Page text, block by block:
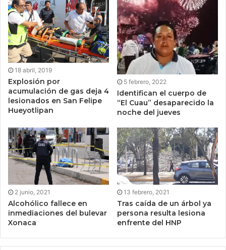
18 abril, 2019
Explosión por
acumulación de gas deja 4
lesionados en San Felipe
Hueyotlipan
5 febrero, 2022
Identifican el cuerpo de
“El Cuau” desaparecido la
noche del jueves
2 junio, 2021
Alcohólico fallece en
inmediaciones del bulevar
Xonaca
13 febrero, 2021
Tras caída de un árbol ya
persona resulta lesiona
enfrente del HNP